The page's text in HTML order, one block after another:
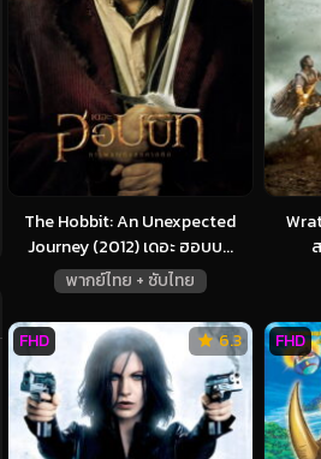
The Hobbit: An Unexpected
Journey (2012) เดอะ ฮอบบ...
พากย์ไทย + ซับไทย
6.3
FHD FHD